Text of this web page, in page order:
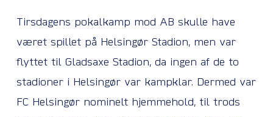
Tirsdagens pokalkamp mod AB skulle have
været spillet på Helsingør Stadion, men var
flyttet til Gladsaxe Stadion, da ingen af de to
stadioner i Helsingør var kampklar. Dermed var
FC Helsingør nominelt hjemmehold, til trods